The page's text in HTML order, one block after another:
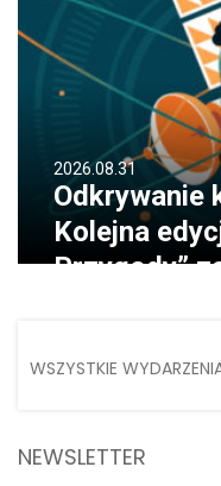
2026.08.31
Odkrywanie
Kolejna
Przygody”
WSZYSTKIE
NEWSLETTER